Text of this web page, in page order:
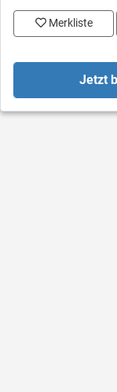
Merkliste
Jetzt